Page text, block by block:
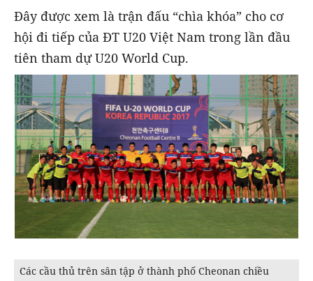
Đây được xem là trận đấu “chìa khóa” cho cơ
hội đi tiếp của ĐT U20 Việt Nam trong lần đầu
tiên tham dự U20 World Cup.
Các cầu thủ trên sân tập ở thành phố Cheonan chiều